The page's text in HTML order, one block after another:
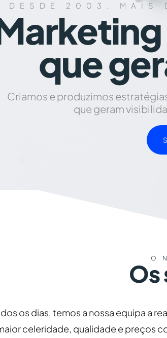
DESDE 2003. MAIS
que
Criamos e produzimos
que geram
O
Os
os dias, temos a nossa equipa a
celeridade, qualidade e preços